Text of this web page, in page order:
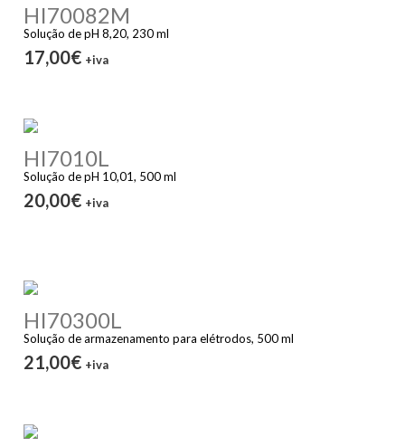
HI70082M
Solução de pH 8,20, 230 ml
17,00€ +iva
HI7010L
Solução de pH 10,01, 500 ml
20,00€ +iva
HI70300L
Solução de armazenamento para elétrodos, 500 ml
21,00€ +iva